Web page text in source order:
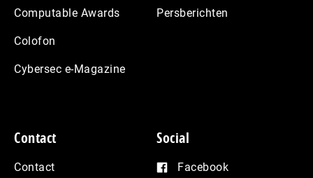
Computable Awards
Colofon
Cybersec e-Magazine
Persberichten
Contact
Contact
Social
Facebook